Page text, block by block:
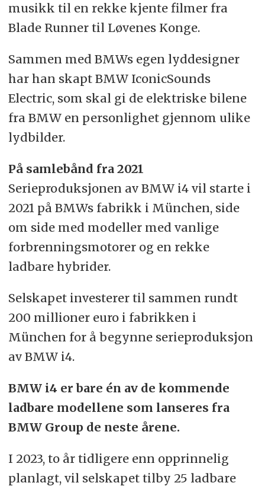
musikk til en rekke kjente filmer fra
Blade Runner til Løvenes Konge.
Sammen med BMWs egen lyddesigner
har han skapt BMW IconicSounds
Electric, som skal gi de elektriske bilene
fra BMW en personlighet gjennom ulike
lydbilder.
På samlebånd fra 2021
Serieproduksjonen av BMW i4 vil starte i
2021 på BMWs fabrikk i München, side
om side med modeller med vanlige
forbrenningsmotorer og en rekke
ladbare hybrider.
Selskapet investerer til sammen rundt
200 millioner euro i fabrikken i
München for å begynne serieproduksjon
av BMW i4.
BMW i4 er bare én av de kommende
ladbare modellene som lanseres fra
BMW Group de neste årene.
I 2023, to år tidligere enn opprinnelig
planlagt, vil selskapet tilby 25 ladbare